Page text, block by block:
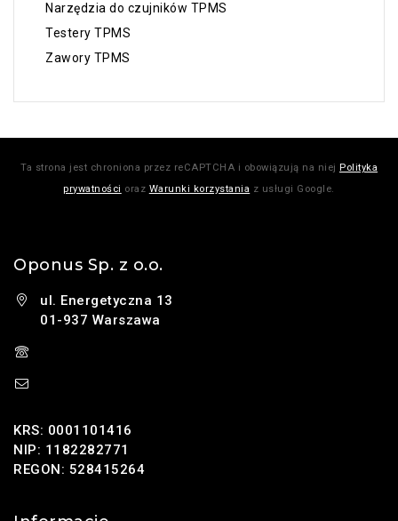
Narzędzia do czujników TPMS
Testery TPMS
Zawory TPMS
Ta strona jest chroniona przez reCAPTCHA i obowiązują na niej Polityka
prywatności oraz Warunki korzystania z usługi Google.
Oponus Sp. z o.o.
ul. Energetyczna 13
01-937 Warszawa
KRS: 0001101416
NIP: 1182282771
REGON: 528415264